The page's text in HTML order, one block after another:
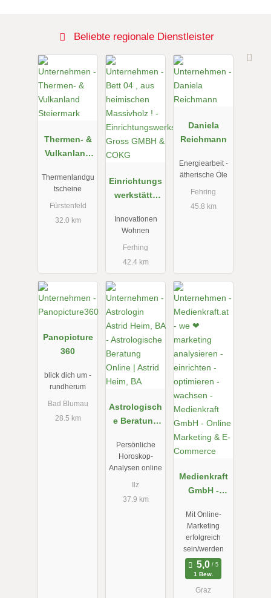
Beliebte regionale Dienstleister
Thermen- &
Vulkanland
Thermenlandgu
tscheine
Fürstenfeld
32.0 km
Einrichtungs
werkstätte
& COKG
Innovationen
Wohnen
Ferhing
42.4 km
Daniela
Reichmann
Energiearbeit -
ätherische Öle
Fehring
45.8 km
Panopicture
360
blick dich um -
rundherum
Bad Blumau
28.5 km
Astrologisch
e Beratung
Astrid Heim,
Persönliche
Horoskop-
Analysen online
Ilz
37.9 km
Medienkraft
GmbH -
Marketing &
E-Commerce
Mit Online-
Marketing
erfolgreich
sein/werden
1 Bew.
Graz